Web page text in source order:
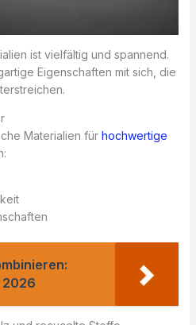
ist vielfältig und spannend.
Eigenschaften mit sich, die
Materialien für hochwertige
2026